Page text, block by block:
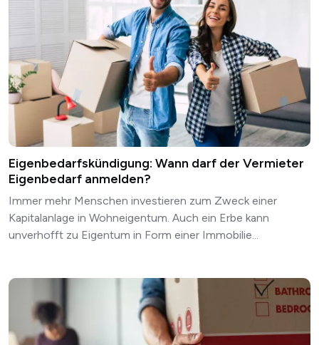
Eigenbedarfskündigung: Wann darf der Vermieter
Eigenbedarf anmelden?
Immer mehr Menschen investieren zum Zweck einer
Kapitalanlage in Wohneigentum. Auch ein Erbe kann
unverhofft zu Eigentum in Form einer Immobilie...